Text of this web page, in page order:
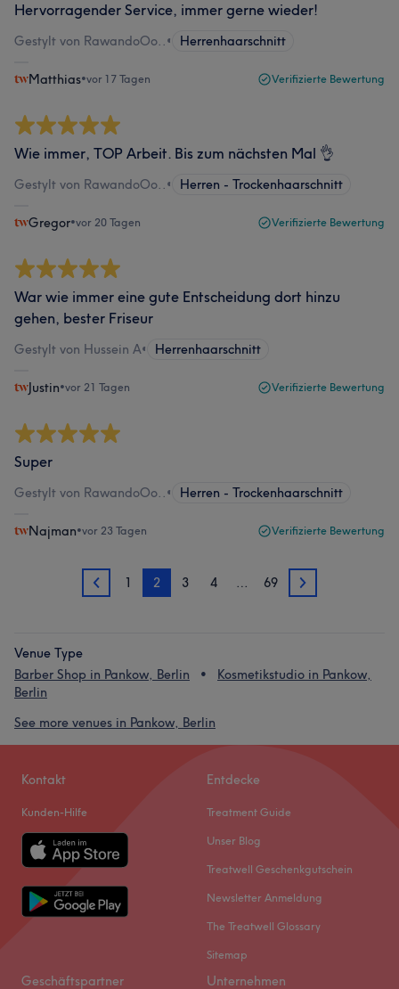
Hervorragender Service, immer gerne wieder!
Gestylt von RawandoOo..• Herrenhaarschnitt
Matthias•vor 17 Tagen Verifizierte Bewertung
Wie immer, TOP Arbeit. Bis zum nächsten Mal 👌
Gestylt von RawandoOo..• Herren - Trockenhaarschnitt
Gregor•vor 20 Tagen Verifizierte Bewertung
War wie immer eine gute Entscheidung dort hinzu
gehen, bester Friseur
Gestylt von Hussein A• Herrenhaarschnitt
Justin•vor 21 Tagen Verifizierte Bewertung
Super
Gestylt von RawandoOo..• Herren - Trockenhaarschnitt
Najman•vor 23 Tagen Verifizierte Bewertung
1 1 2 3 4 … 69 3
Venue Type
Barber Shop in Pankow, Berlin
Kosmetikstudio in Pankow,
Berlin
See more venues in Pankow, Berlin
Kontakt
Kunden-Hilfe
Entdecke
Treatment Guide
Unser Blog
Treatwell Geschenkgutschein
Newsletter Anmeldung
The Treatwell Glossary
Sitemap
Geschäftspartner Unternehmen